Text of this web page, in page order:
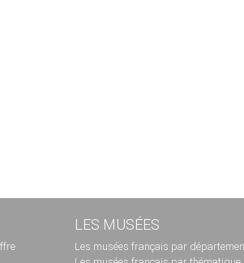
LES MUSÉES
Les musées français par